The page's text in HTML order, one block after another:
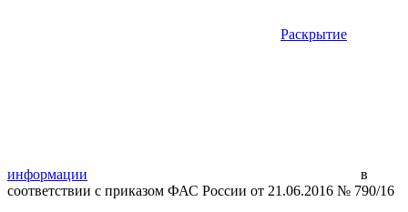
Раскрытие
информации
в
соответствии с приказом ФАС России от 21.06.2016 № 790/16